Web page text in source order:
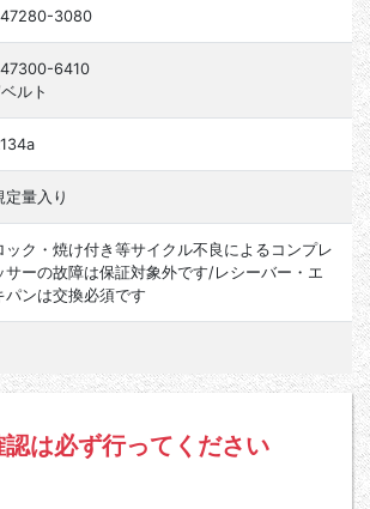
3080
6410
ルト
定量入り
ック・焼け付き等サイクル不良によるコンプレ
サーの故障は保証対象外です/レシーバー・エ
パンは交換必須です
は必ず行ってください